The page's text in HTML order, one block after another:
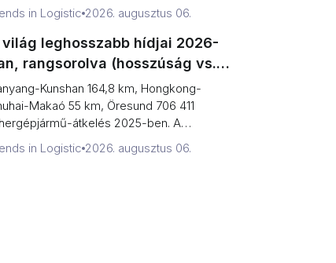
in Logistic 2026. augusztus 06.
világ leghosszabb hídjai 2026-
rangsorolva (hosszúság vs.
felett autóval át lehet kelni)
Kunshan 164,8 km, Hongkong-
Makaó 55 km, Öresund 706 411
átkelés 2025-ben. A
hid...
in Logistic 2026. augusztus 06.